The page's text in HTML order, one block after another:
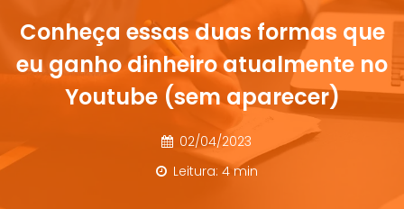
Conheça essas duas formas que
eu ganho dinheiro atualmente no
Youtube (sem aparecer)
02/04/2023
Leitura: 4 min